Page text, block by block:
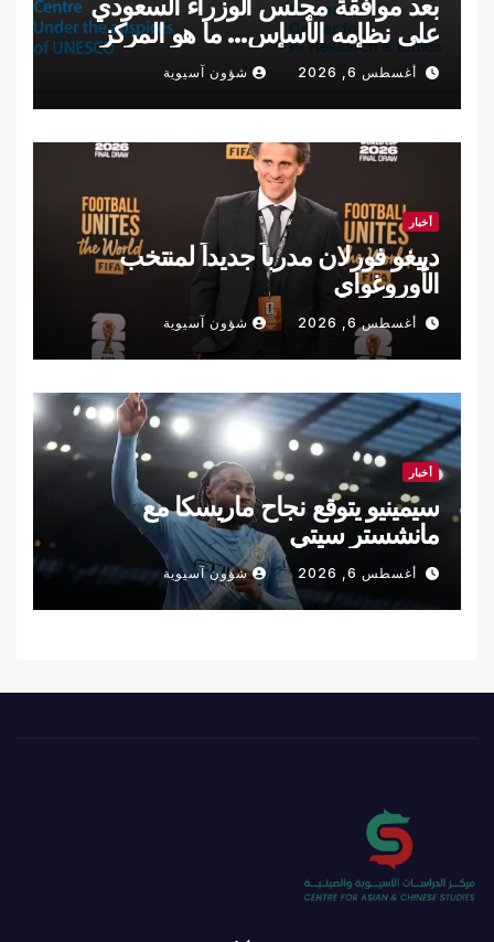
على نظامه الأساس… ما ‏هو المركز
الدولي لأبحاث وأخلاقيات الذكاء
الاصطناعي؟
أغسطس 6, 2026 شؤون آسيوية
أخبار
دييغو فورلان مدرباً جديداً لمنتخب
الأوروغواي
أغسطس 6, 2026 شؤون آسيوية
أخبار
سيمينيو يتوقع نجاح ماريسكا مع
مانشستر سيتي
أغسطس 6, 2026 شؤون آسيوية